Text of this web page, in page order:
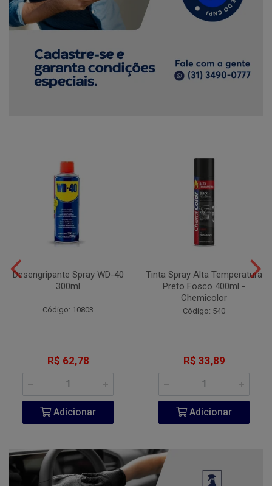
Desengripante Spray WD-40
300ml
Código: 10803
R$ 62,78
Adicionar
Tinta Spray Alta Temperatura
Preto Fosco 400ml -
Chemicolor
Código: 540
R$ 33,89
Adicionar